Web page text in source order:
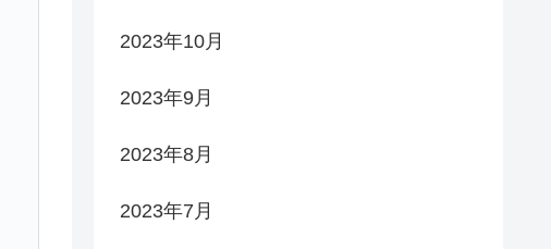
2023年10月
2023年9月
2023年8月
2023年7月